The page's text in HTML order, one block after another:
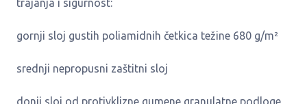
trajanja i sigurnost:
gornji sloj gustih poliamidnih četkica težine 680 g/m²
srednji nepropusni zaštitni sloj
donji sloj od protivklizne gumene granulatne podloge,